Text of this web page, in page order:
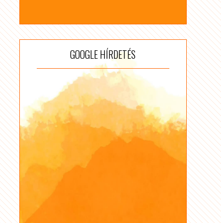
GOOGLE HÍRDETÉS